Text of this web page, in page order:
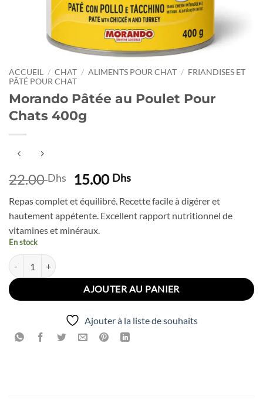
ACCUEIL / CHAT / ALIMENTS POUR CHAT / FRIANDISES ET
PÂTÉ POUR CHAT
Morando Pâtée au Poulet Pour
Chats 400g
22.00Dhs
Le
initial
était :
22.00 Dhs.
15.00 DhsLe
actuel
est :
Repas complet et équilibré. Recette facile à digérer et
hautement appétente. Excellent rapport nutritionnel de
vitamines et minéraux.
En stock
quantité de Morando Pâtée au Poulet Pour Chats 400g
AJOUTER AU PANIER
Ajouter à la liste de souhaits